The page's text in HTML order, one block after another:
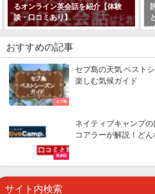
るオンライン英会話を紹介【体験
談・口コミあり】
め
おすすめの記事
セブ島
セブ島の天気 ベスト
楽しむ気候ガイド
英会話
ネイティブキャンプ
コアラーが解説！ど
サイト内検索